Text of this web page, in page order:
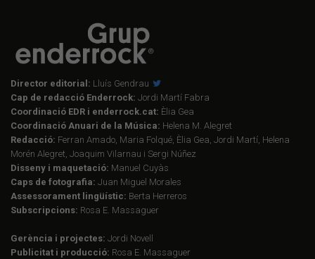
Director editorial: Lluís Gendrau
Cap de redacció Enderrock: Jordi Martí Fabra
Coordinació EDR i enderrock.cat: Èlia Gea
Coordinació Anuari de la Música: Helena M. Alegret
Redacció: Ferran Amado, Maria Folqué, Èlia Gea, Jordi Martí, Helena
Morén Alegret, Joaquim Vilarnau i Sergi Núñez
Disseny i maquetació: Manuel Cuyàs
Caps de fotografia: Juan Miguel Morales
Assessorament lingüístic: Berta Herreros
Subscripcions: Rosa E. Massaguer
Gerència i projectes: Jordi Novell
Publicitat i producció: Rosa E. Massaguer